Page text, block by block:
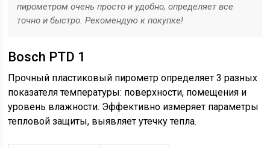
пирометром очень просто и удобно, определяет все
точно и быстро. Рекомендую к покупке!
Bosch PTD 1
Прочный пластиковый пирометр определяет 3 разных
показателя температуры: поверхности, помещения и
уровень влажности. Эффективно измеряет параметры
тепловой защиты, выявляет утечку тепла.